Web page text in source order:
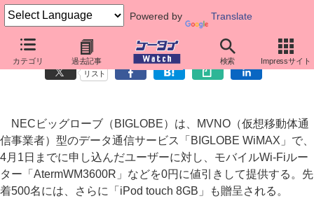
Powered by Translate
カテゴリ 過去記事 検索 Impressサイト
BIGLOBE、WiMAXサービスで「WM3600R」を0円に
リスト
NECビッグローブ（BIGLOBE）は、MVNO（仮想移動体通
信事業者）型のデータ通信サービス「BIGLOBE WiMAX」で、
4月1日までに申し込んだユーザーに対し、モバイルWi-Fiルー
ター「AtermWM3600R」などを0円に値引きして提供する。先
着500名には、さらに「iPod touch 8GB」も贈呈される。